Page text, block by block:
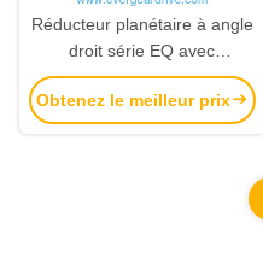
Réducteur planétaire à angle
droit série EQ avec
conception modulaire et
haute performance antichoc
pour applications industrielles
Obtenez le meilleur prix